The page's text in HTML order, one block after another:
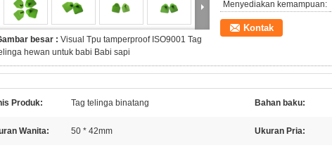
besar : Visual Tpu tamperproof ISO9001 Tag
hewan untuk babi Babi sapi
Menyediakan kemampuan:
Kontak
Produk: Tag telinga binatang Bahan baku:
Wanita: 50 * 42mm Ukuran Pria: